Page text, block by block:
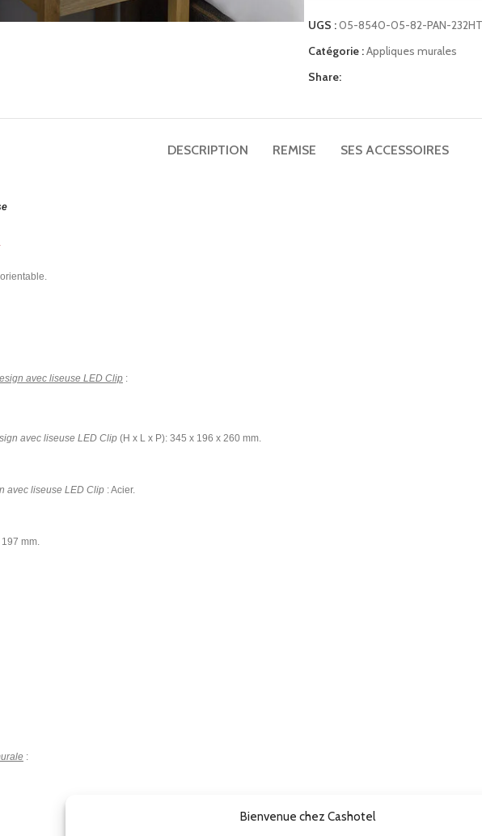
Bienvenue chez Cashotel
TV UHD 50″ hôtel Telefunken TFLIP50UHD23B
Matelas ressorts ensachés renforcés Perle 29cm
Mini bar noir thermoélectrique porte vitrée 30L
Applique liseuse ronde led design Gamma Mini
UGS :05-8540-05-82-PAN-
Catégorie :Appliques murales
Share:
DESCRIPTION REMISE SES ACCESSOIRES
avec liseuse LED Clip :
avec liseuse LED Clip (H x L x P): 345 x 196 x 260 mm.
avec liseuse LED Clip : Acier.
mm.
: